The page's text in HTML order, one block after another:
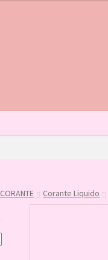
CORANTE Corante Liquido